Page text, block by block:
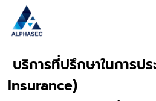
บริการที่ปรึกษาในการป
Insurance)